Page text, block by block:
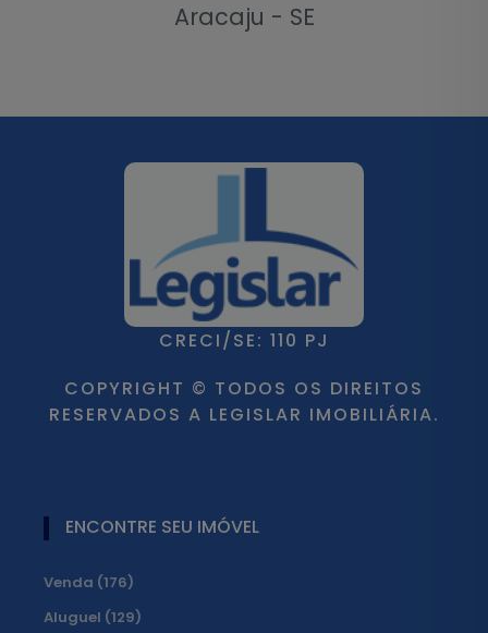
Aracaju - SE
CRECI/SE: 110 PJ
COPYRIGHT © TODOS OS DIREITOS
RESERVADOS A LEGISLAR IMOBILIÁRIA.
ENCONTRE SEU IMÓVEL
Venda (176)
Aluguel (129)